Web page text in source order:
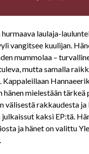
hurmaava laulaja-
vangitsee kuulijan.
mummolaa –
mutta samalla
Kappaleillaan
hänen mielestään tärkeä
välisestä rakkaudesta ja
kaksi EP:tä.
ja hänet on valittu